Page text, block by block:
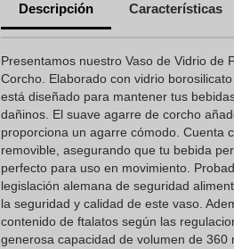
Descripción Características
Presentamos nuestro Vaso de Vidrio de
Corcho. Elaborado con vidrio
está diseñado para mantener tus
dañinos. El suave agarre de corcho
proporciona un agarre cómodo. Cuenta
removible, asegurando que tu bebida
perfecto para uso en movimiento.
legislación alemana de seguridad
la seguridad y calidad de este vaso.
contenido de ftalatos según las
generosa capacidad de volumen de 360